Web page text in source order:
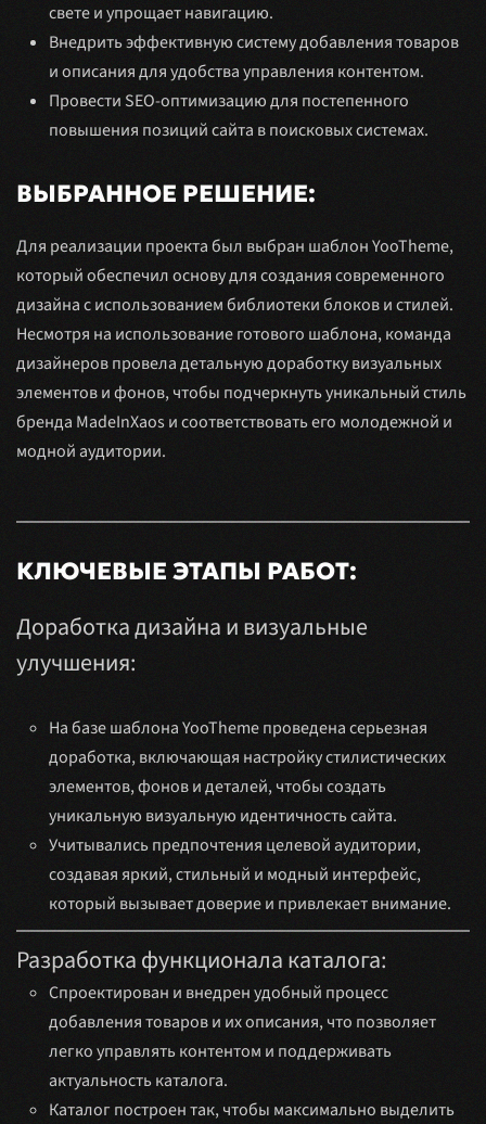
свете и упрощает навигацию.
Внедрить эффективную систему добавления товаров
и описания для удобства управления контентом.
Провести SEO-оптимизацию для постепенного
повышения позиций сайта в поисковых системах.
ВЫБРАННОЕ РЕШЕНИЕ:
Для реализации проекта был выбран шаблон YooTheme,
который обеспечил основу для создания современного
дизайна с использованием библиотеки блоков и стилей.
Несмотря на использование готового шаблона, команда
дизайнеров провела детальную доработку визуальных
элементов и фонов, чтобы подчеркнуть уникальный стиль
бренда MadeInXaos и соответствовать его молодежной и
модной аудитории.
КЛЮЧЕВЫЕ ЭТАПЫ РАБОТ:
Доработка дизайна и визуальные
улучшения:
На базе шаблона YooTheme проведена серьезная
доработка, включающая настройку стилистических
элементов, фонов и деталей, чтобы создать
уникальную визуальную идентичность сайта.
Учитывались предпочтения целевой аудитории,
создавая яркий, стильный и модный интерфейс,
который вызывает доверие и привлекает внимание.
Разработка функционала каталога:
Спроектирован и внедрен удобный процесс
добавления товаров и их описания, что позволяет
легко управлять контентом и поддерживать
актуальность каталога.
Каталог построен так, чтобы максимально выделить